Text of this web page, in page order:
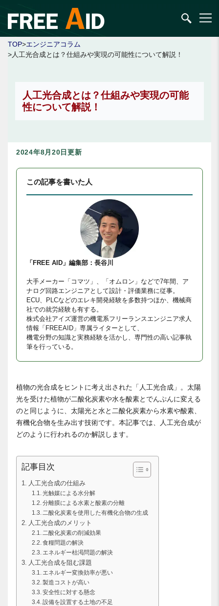
TOP>エンジニアコラム
>人工光合成とは？仕組みや実現の可能性について解説！
人工光合成とは？仕組みや実現の可能
性について解説！
2024年8月20日更新
この記事を書いた人
「FREE AID」編集部：長谷川
大手メーカー「コマツ」、「オムロン」などで7年間、ア
ナログ回路エンジニアとして設計・評価業務に従事。
ECU、PLCなどのエレキ開発経験を多数持つほか、機械商
社での就労経験も有する。
株式会社アイズ運営の機電系フリーランスエンジニア求人
情報「FREEAID」専属ライターとして、
機電分野の知識と実務経験を活かし、専門性の高い記事執
筆を行っている。
植物の光合成をヒントに考え出された「人工光合成」。太陽
光を受けた植物が二酸化炭素や水を酸素とでんぷんに変える
のと同じように、太陽光と水と二酸化炭素から水素や酸素、
有機化合物を生み出す技術です。本記事では、人工光合成が
どのように行われるのか解説します。
記事目次
人工光合成の仕組み
光触媒による水分解
分離膜による水素と酸素の分離
二酸化炭素を使用した有機化合物の生成
人工光合成のメリット
二酸化炭素の削減効果
食糧問題の解決
エネルギー枯渇問題の解決
人工光合成を阻む課題
エネルギー変換効率が悪い
製造コストが高い
安全性に対する懸念
設備を設置する土地の不足